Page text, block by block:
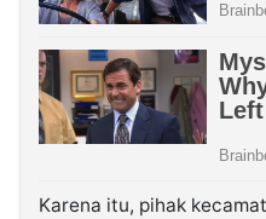
Karena itu, pihak